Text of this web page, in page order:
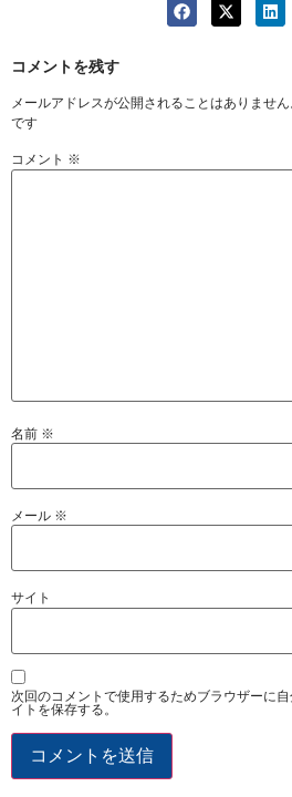
コメントを残す
メールアドレスが公開されることはありません
です
コメント ※
名前 ※
メール ※
サイト
次回のコメントで使用するためブラウザーに
イトを保存する。